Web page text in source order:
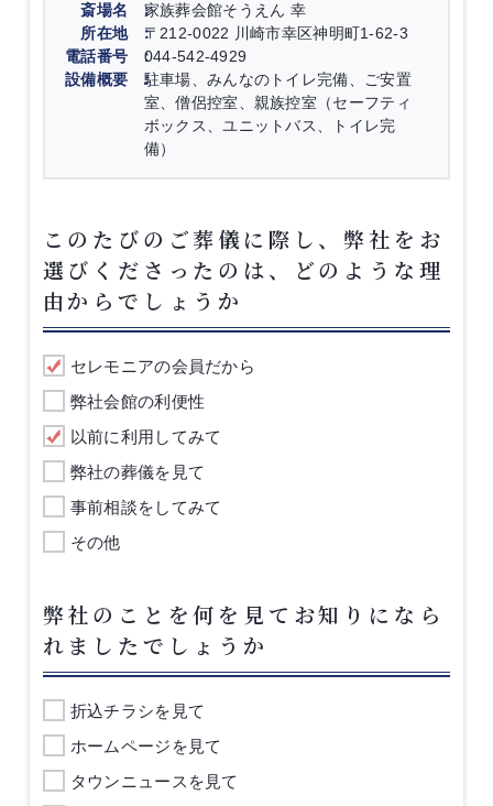
斎場名
家族葬会館そうえん 幸
所在地
〒212-0022 川崎市幸区神明町1-62-3
電話番号
044-542-4929
設備概要
駐車場、みんなのトイレ完備、ご安置
室、僧侶控室、親族控室（セーフティ
ボックス、ユニットバス、トイレ完
備）
このたびのご葬儀に際し、弊社をお
選びくださったのは、どのような理
由からでしょうか
セレモニアの会員だから
弊社会館の利便性
以前に利用してみて
弊社の葬儀を見て
事前相談をしてみて
その他
弊社のことを何を見てお知りになら
れましたでしょうか
折込チラシを見て
ホームページを見て
タウンニュースを見て